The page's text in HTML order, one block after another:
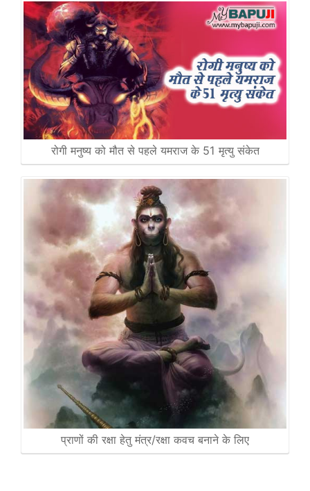
रोगी मनुष्य को मौत से पहले यमराज के 51 मृत्यु संकेत
प्राणों की रक्षा हेतु मंत्र/रक्षा कवच बनाने के लिए